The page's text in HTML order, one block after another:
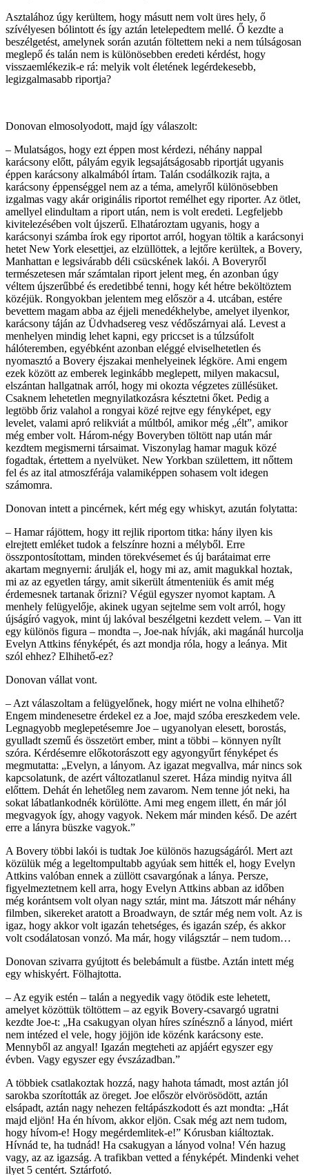
Asztalához úgy kerültem, hogy másutt nem volt üres hely, ő
szívélyesen bólintott és így aztán letelepedtem mellé. Ő kezdte a
beszélgetést, amelynek során azután föltettem neki a nem túlságosan
meglepő és talán nem is különösebben eredeti kérdést, hogy
visszaemlékezik-e rá: melyik volt életének legérdekesebb,
legizgalmasabb riportja?
Donovan elmosolyodott, majd így válaszolt:
– Mulatságos, hogy ezt éppen most kérdezi, néhány nappal
karácsony előtt, pályám egyik legsajátságosabb riportját ugyanis
éppen karácsony alkalmából írtam. Talán csodálkozik rajta, a
karácsony éppenséggel nem az a téma, amelyről különösebben
izgalmas vagy akár originális riportot remélhet egy riporter. Az ötlet,
amellyel elindultam a riport után, nem is volt eredeti. Legfeljebb
kivitelezésében volt újszerű. Elhatároztam ugyanis, hogy a
karácsonyi számba írok egy riportot arról, hogyan töltik a karácsonyi
hetet New York elesettjei, az elzüllöttek, a lejtőre kerültek, a Bovery,
Manhattan e legsivárabb déli csücskének lakói. A Boveryről
természetesen már számtalan riport jelent meg, én azonban úgy
véltem újszerűbbé és eredetibbé tenni, hogy két hétre beköltöztem
közéjük. Rongyokban jelentem meg először a 4. utcában, estére
bevettem magam abba az éjjeli menedékhelybe, amelyet ilyenkor,
karácsony táján az Üdvhadsereg vesz védőszárnyai alá. Levest a
menhelyen mindig lehet kapni, egy priccset is a túlzsúfolt
hálóteremben, egyébként azonban eléggé elviselhetetlen és
nyomasztó a Bovery éjszakai menhelyeinek légköre. Ami engem
ezek között az emberek leginkább meglepett, milyen makacsul,
elszántan hallgatnak arról, hogy mi okozta végzetes züllésüket.
Csaknem lehetetlen megnyilatkozásra késztetni őket. Pedig a
legtöbb őriz valahol a rongyai közé rejtve egy fényképet, egy
levelet, valami apró relikviát a múltból, amikor még „élt”, amikor
még ember volt. Három-négy Boveryben töltött nap után már
kezdtem megismerni társaimat. Viszonylag hamar maguk közé
fogadtak, értettem a nyelvüket. New Yorkban születtem, itt nőttem
fel és az ital atmoszférája valamiképpen sohasem volt idegen
számomra.
Donovan intett a pincérnek, kért még egy whiskyt, azután folytatta:
– Hamar rájöttem, hogy itt rejlik riportom titka: hány ilyen kis
elrejtett emléket tudok a felszínre hozni a mélyből. Erre
összpontosítottam, minden törekvésemet és új barátaimat erre
akartam megnyerni: árulják el, hogy mi az, amit magukkal hoztak,
mi az az egyetlen tárgy, amit sikerült átmenteniük és amit még
érdemesnek tartanak őrizni? Végül egyszer nyomot kaptam. A
menhely felügyelője, akinek ugyan sejtelme sem volt arról, hogy
újságíró vagyok, mint új lakóval beszélgetni kezdett velem. – Van itt
egy különös figura – mondta –, Joe-nak hívják, aki magánál hurcolja
Evelyn Attkins fényképét, és azt mondja róla, hogy a leánya. Mit
szól ehhez? Elhihető-ez?
Donovan vállat vont.
– Azt válaszoltam a felügyelőnek, hogy miért ne volna elhihető?
Engem mindenesetre érdekel ez a Joe, majd szóba ereszkedem vele.
Legnagyobb meglepetésemre Joe – ugyanolyan elesett, borostás,
gyulladt szemű és összetört ember, mint a többi – könnyen nyílt
szóra. Kérdésemre előkotorászott egy agyongyűrt fényképet és
megmutatta: „Evelyn, a lányom. Az igazat megvallva, már nincs sok
kapcsolatunk, de azért változatlanul szeret. Háza mindig nyitva áll
előttem. Dehát én lehetőleg nem zavarom. Nem tenne jót neki, ha
sokat lábatlankodnék körülötte. Ami meg engem illett, én már jól
megvagyok így, ahogy vagyok. Nekem már minden késő. De azért
erre a lányra büszke vagyok.”
A Bovery többi lakói is tudtak Joe különös hazugságáról. Mert azt
közülük még a legeltompultabb agyúak sem hitték el, hogy Evelyn
Attkins valóban ennek a züllött csavargónak a lánya. Persze,
figyelmeztetnem kell arra, hogy Evelyn Attkins abban az időben
még korántsem volt olyan nagy sztár, mint ma. Játszott már néhány
filmben, sikereket aratott a Broadwayn, de sztár még nem volt. Az is
igaz, hogy akkor volt igazán tehetséges, és igazán szép, és akkor
volt csodálatosan vonzó. Ma már, hogy világsztár – nem tudom…
Donovan szivarra gyújtott és belebámult a füstbe. Aztán intett még
egy whiskyért. Fölhajtotta.
– Az egyik estén – talán a negyedik vagy ötödik este lehetett,
amelyet közöttük töltöttem – az egyik Bovery-csavargó ugratni
kezdte Joe-t: „Ha csakugyan olyan híres színésznő a lányod, miért
nem intézed el vele, hogy jöjjön ide közénk karácsony este.
Mennyből az angyal! Igazán megteheti az apjáért egyszer egy
évben. Vagy egyszer egy évszázadban.”
A többiek csatlakoztak hozzá, nagy hahota támadt, most aztán jól
sarokba szorították az öreget. Joe először elvörösödött, aztán
elsápadt, aztán nagy nehezen feltápászkodott és azt mondta: „Hát
majd eljön! Ha én hívom, akkor eljön. Csak még azt nem tudom,
hogy hívom-e! Hogy megérdemlitek-e!” Kórusban kiáltoztak.
Hívnád te, ha tudnád! Ha csakugyan a lányod volna! Vén hazug
vagy, az az igazság. A trafikban vetted a fényképét. Mindenki vehet
ilyet 5 centért. Sztárfotó.